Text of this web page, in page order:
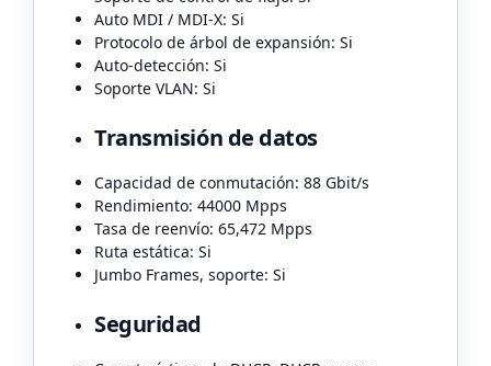
Auto MDI / MDI-X: Si
Protocolo de árbol de expansión: Si
Auto-detección: Si
Soporte VLAN: Si
Transmisión de datos
Capacidad de conmutación: 88 Gbit/s
Rendimiento: 44000 Mpps
Tasa de reenvío: 65,472 Mpps
Ruta estática: Si
Jumbo Frames, soporte: Si
Seguridad